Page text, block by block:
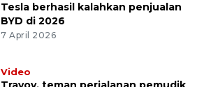
Tesla berhasil kalahkan penjualan
BYD di 2026
7 April 2026
Video